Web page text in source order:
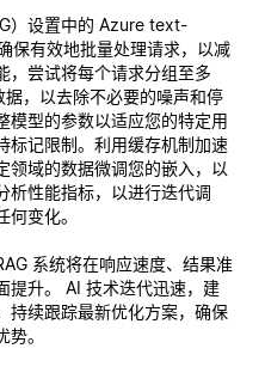
）设置中的 Azure text-
有效地批量处理请求，以减
，尝试将每个请求分组至多
，以去除不必要的噪声和停
模型的参数以适应您的特定用
标记限制。利用缓存机制加速
领域的数据微调您的嵌入，以
析性能指标，以进行迭代调
变化。
系统将在响应速度、结果准
提升。 AI 技术迭代迅速，建
持续跟踪最新优化方案，确保
。